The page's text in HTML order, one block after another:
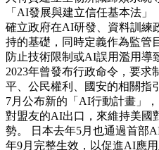
「AI發展與建立信任基本法」
確立政府在AI研發、資料訓練
持的基礎，同時定義作為監管
防止技術限制或AI誤用濫用導
2023年曾發布行政命令，要
平、公民權利、國安的相關指
7月公布新的「AI行動計畫」
對盟友的AI出口，來維持美國
勢。 日本去年5月也通過首部
年9月完整生效，以促進AI應